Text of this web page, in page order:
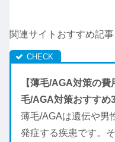
関連サイトおすすめ記事
【薄毛/AGA対策の
毛/AGA対策おすすめ
薄毛/AGAは遺伝や男
発症する疾患です。